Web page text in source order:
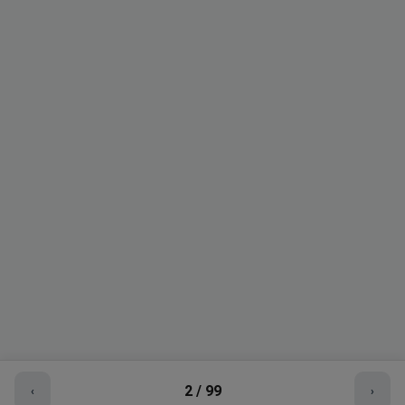
‹ 2/ 99 ›